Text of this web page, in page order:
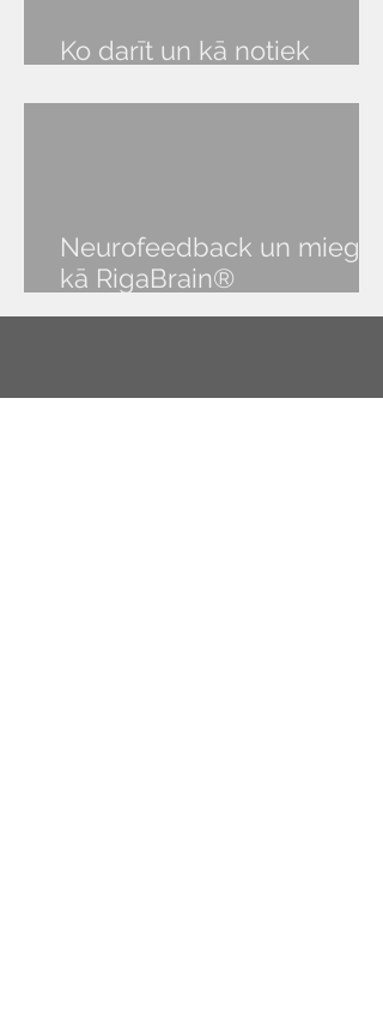
Ko darīt un kā notiek
Neurofeedback un miegs:
kā RigaBrain®
NeurOptimal® palīdz atgūt